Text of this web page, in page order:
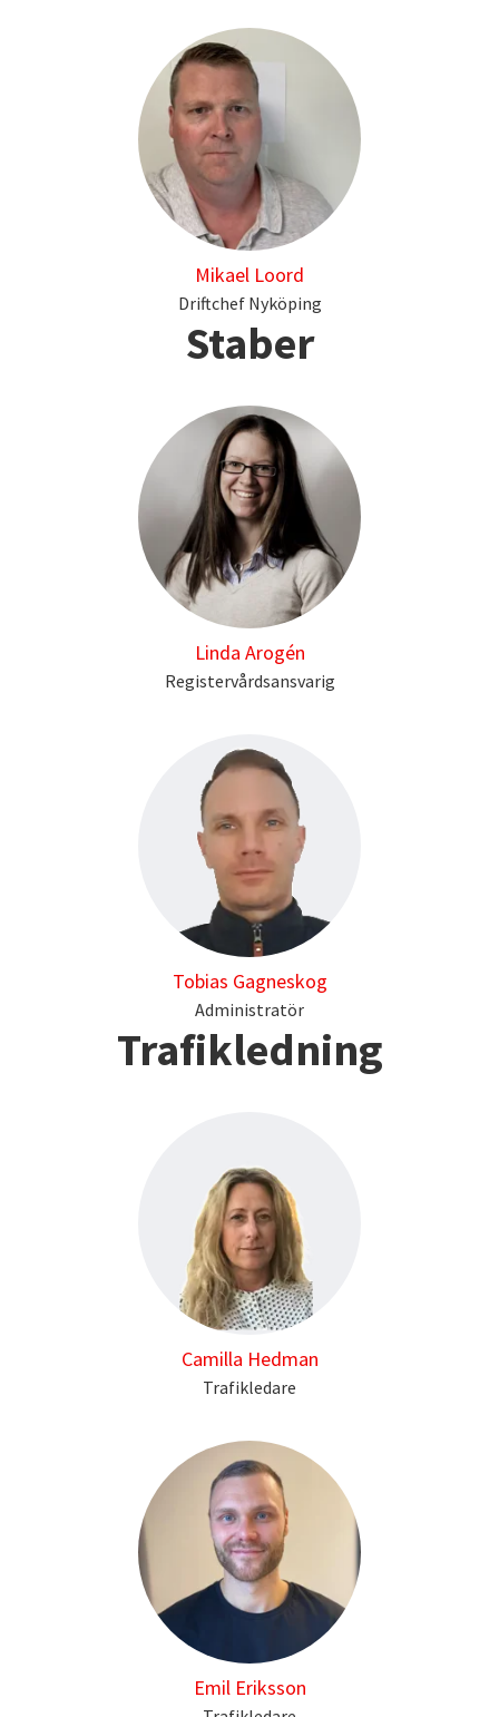
Mikael Loord
Driftchef Nyköping
Staber
Linda Arogén
Registervårdsansvarig
Tobias Gagneskog
Administratör
Trafikledning
Camilla Hedman
Trafikledare
Emil Eriksson